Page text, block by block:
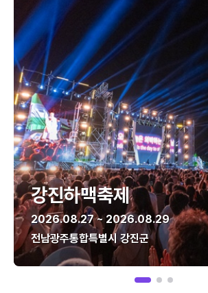
강진하맥축제
2026.08.27 ~ 2026.08.29
전남광주통합특별시 강진군